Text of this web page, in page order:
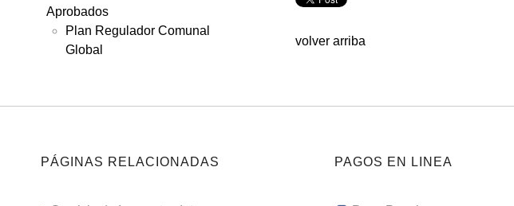
Aprobados
Plan Regulador Comunal
Global
volver arriba
PÁGINAS RELACIONADAS PAGOS EN LINEA